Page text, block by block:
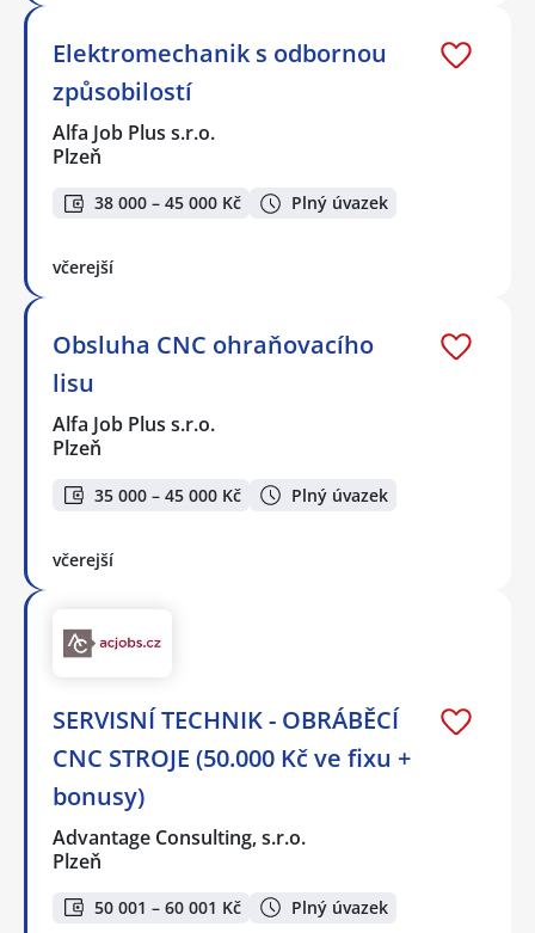
Elektromechanik s odbornou
způsobilostí
Alfa Job Plus s.r.o.
Plzeň
38 000 – 45 000 Kč Plný úvazek
včerejší
Obsluha CNC ohraňovacího
lisu
Alfa Job Plus s.r.o.
Plzeň
35 000 – 45 000 Kč Plný úvazek
včerejší
SERVISNÍ TECHNIK - OBRÁBĚCÍ
CNC STROJE (50.000 Kč ve fixu +
bonusy)
Advantage Consulting, s.r.o.
Plzeň
50 001 – 60 001 Kč Plný úvazek